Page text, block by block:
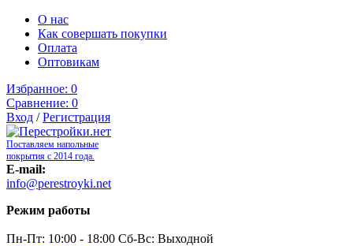
О нас
Как совершать покупки
Оплата
Оптовикам
Избранное: 0
Сравнение: 0
Вход /Регистрация
Поставляем напольные
покрытия с 2014 года.
E-mail:
info@perestroyki.net
Режим работы
Пн-Пт: 10:00 - 18:00 Сб-Вс: Выходной